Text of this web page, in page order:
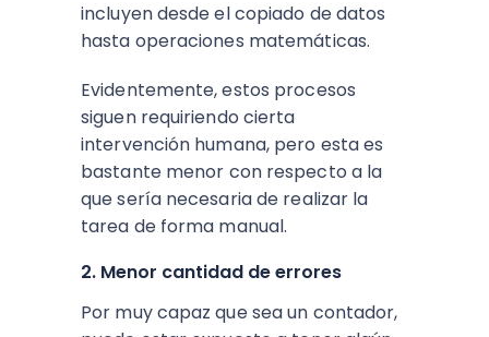
incluyen desde el copiado de datos
hasta operaciones matemáticas.
Evidentemente, estos procesos
siguen requiriendo cierta
intervención humana, pero esta es
bastante menor con respecto a la
que sería necesaria de realizar la
tarea de forma manual.
2. Menor cantidad de errores
Por muy capaz que sea un contador,